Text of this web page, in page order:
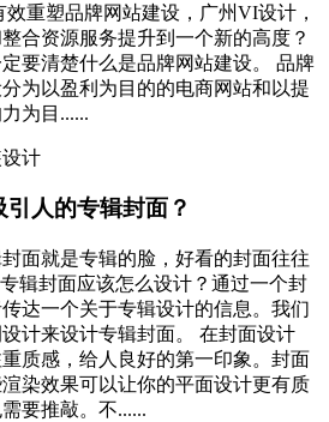
重塑品牌网站建设，广州VI设计，
合资源服务提升到一个新的高度？
要清楚什么是品牌网站建设。 品牌
为以盈利为目的的电商网站和以提
为目......
人的专辑封面？
面就是专辑的脸，好看的封面往往
辑封面应该怎么设计？通过一个封
达一个关于专辑设计的信息。我们
计来设计专辑封面。 在封面设计
质感，给人良好的第一印象。封面
染效果可以让你的平面设计更有质
要推敲。不......